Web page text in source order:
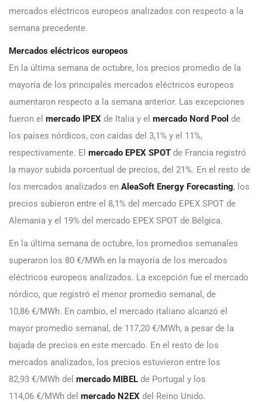
mercados eléctricos europeos analizados con respecto a la
semana precedente.
Mercados eléctricos europeos
En la última semana de octubre, los precios promedio de la
mayoría de los principales mercados eléctricos europeos
aumentaron respecto a la semana anterior. Las excepciones
fueron el mercado IPEX de Italia y el mercado Nord Pool de
los países nórdicos, con caídas del 3,1% y el 11%,
respectivamente. El mercado EPEX SPOT de Francia registró
la mayor subida porcentual de precios, del 21%. En el resto de
los mercados analizados en AleaSoft Energy Forecasting, los
precios subieron entre el 8,1% del mercado EPEX SPOT de
Alemania y el 19% del mercado EPEX SPOT de Bélgica.
En la última semana de octubre, los promedios semanales
superaron los 80 €/MWh en la mayoría de los mercados
eléctricos europeos analizados. La excepción fue el mercado
nórdico, que registró el menor promedio semanal, de
10,86 €/MWh. En cambio, el mercado italiano alcanzó el
mayor promedio semanal, de 117,20 €/MWh, a pesar de la
bajada de precios en este mercado. En el resto de los
mercados analizados, los precios estuvieron entre los
82,93 €/MWh del mercado MIBEL de Portugal y los
114,06 €/MWh del mercado N2EX del Reino Unido.